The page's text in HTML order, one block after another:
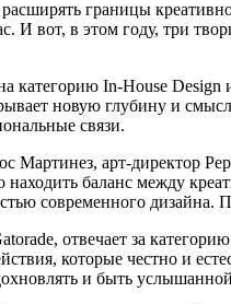
границы
И вот, в этом году, три
категорию In-House
новую глубину и
связи.
Мартинез, арт-директор
баланс между
современного
отвечает за
которые честно и
и быть